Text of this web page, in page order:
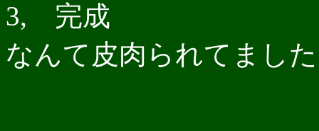
3, 完成
なんて皮肉られてまし